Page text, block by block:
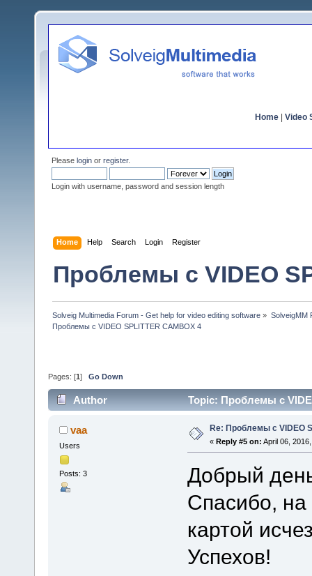
Home Video
Please login or register.
Login with username, password and session length
Home Help Search Login Register
Проблемы с VIDEO
Solveig Multimedia Forum - Get help for video editing software » SolveigMM
Проблемы с VIDEO SPLITTER CAMBOX 4
Pages: [1 ] Go Down
Author Topic: Проблемы с
vaa
Users
Posts: 3
Re: Проблемы с VIDEO
« Reply #5 on: April 06,
Добрый
Спасибо,
картой
Успехов!